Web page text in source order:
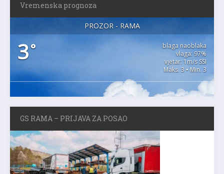
Vremenska prognoza
PROZOR - RAMA
3°
blaga naoblaka
vlaga: 97%
vjetar: 1m/s SSI
Maks. 3 • Min. 3
GS RAMA – PRIJAVA ZA POSAO